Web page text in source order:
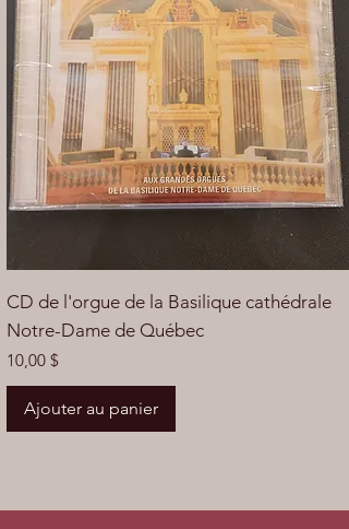
CD de l'orgue de la Basilique cathédrale
Notre-Dame de Québec
Prix
10,00 $
Ajouter au panier